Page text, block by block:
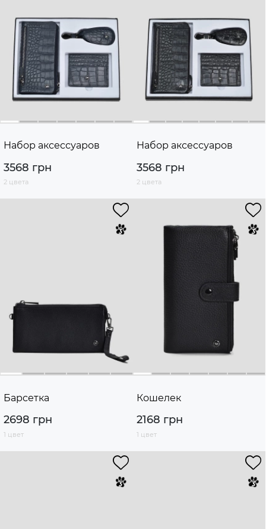
Набор аксессуаров
3568 грн
2 цвета
Набор аксессуаров
3568 грн
2 цвета
Барсетка
2698 грн
1 цвет
Кошелек
2168 грн
1 цвет